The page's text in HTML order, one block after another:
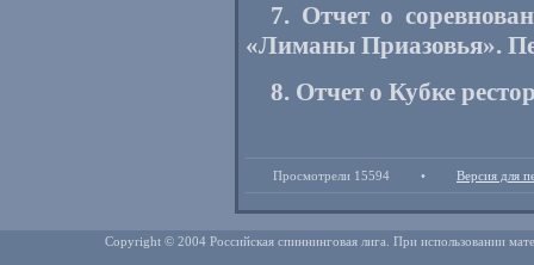
7. Отчет о
«Лиманы Приазовья».
8. Отчет о Кубке
Просмотрели 15594 • Версия для
Copyright © 2004 Российская спиннинговая лига. При использовании